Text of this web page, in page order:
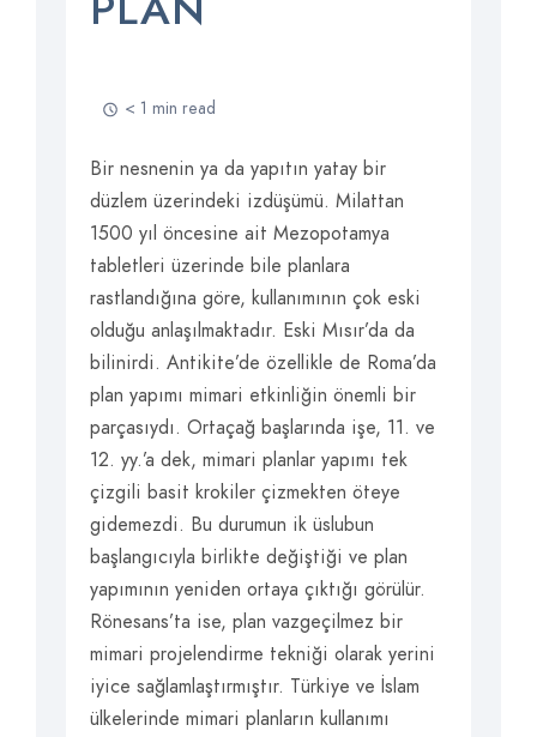
< 1 min read
Bir nesnenin ya da yapıtın yatay bir
düzlem üzerindeki izdüşümü. Milattan
1500 yıl öncesine ait Mezopotamya
tabletleri üzerinde bile planlara
rastlandığına göre, kullanımının çok eski
olduğu anlaşılmaktadır. Eski Mısır’da da
bilinirdi. Antikite’de özellikle de Roma’da
plan yapımı mimari etkinliğin önemli bir
parçasıydı. Ortaçağ başlarında işe, 11. ve
12. yy.’a dek, mimari planlar yapımı tek
çizgili basit krokiler çizmekten öteye
gidemezdi. Bu durumun ik üslubun
başlangıcıyla birlikte değiştiği ve plan
yapımının yeniden ortaya çıktığı görülür.
Rönesans’ta ise, plan vazgeçilmez bir
mimari projelendirme tekniği olarak yerini
iyice sağlamlaştırmıştır. Türkiye ve İslam
ülkelerinde mimari planların kullanımı